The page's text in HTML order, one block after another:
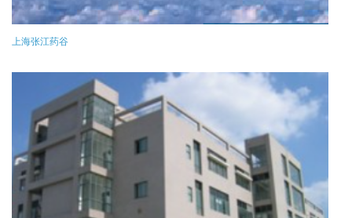
上海张江药谷